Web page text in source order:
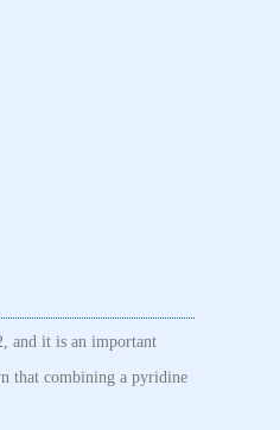
and it is an important
that combining a pyridine